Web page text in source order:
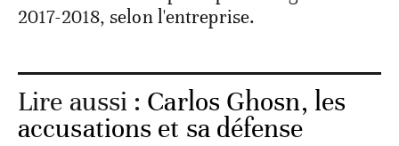
2017-2018, selon l'entreprise.
Lire aussi : Carlos Ghosn, les
accusations et sa défense